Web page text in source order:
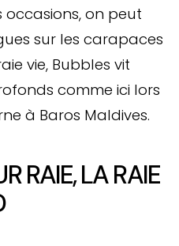
on peut
sur les carapaces
vie, Bubbles vit
comme ici lors
à Baros Maldives.
RAIE, LA RAIE